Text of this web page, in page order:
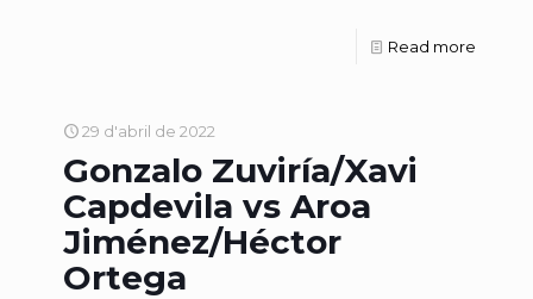
Read more
29 d'abril de 2022
Gonzalo Zuviría/Xavi
Capdevila vs Aroa
Jiménez/Héctor
Ortega